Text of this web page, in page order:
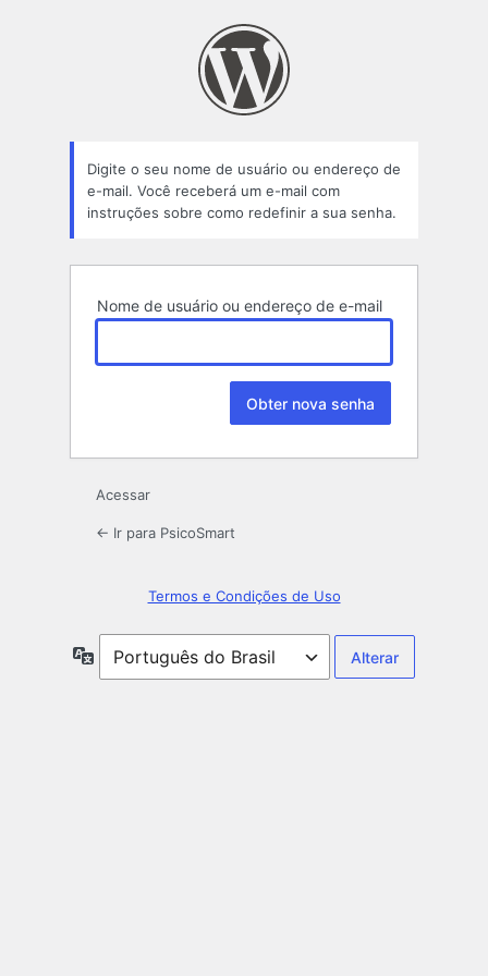
Digite o seu nome de usuário ou endereço de
e-mail. Você receberá um e-mail com
instruções sobre como redefinir a sua senha.
Nome de usuário ou endereço de e-mail
Acessar
← Ir para PsicoSmart
Termos e Condições de Uso
Idioma